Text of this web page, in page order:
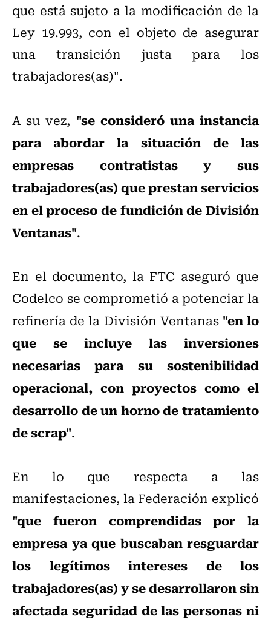
que está sujeto a la modificación de la
Ley 19.993, con el objeto de asegurar
una transición justa para los
trabajadores(as)".
A su vez, "se consideró una instancia
para abordar la situación de las
empresas contratistas y sus
trabajadores(as) que prestan servicios
en el proceso de fundición de División
Ventanas".
En el documento, la FTC aseguró que
Codelco se comprometió a potenciar la
refinería de la División Ventanas "en lo
que se incluye las inversiones
necesarias para su sostenibilidad
operacional, con proyectos como el
desarrollo de un horno de tratamiento
de scrap".
En lo que respecta a las
manifestaciones, la Federación explicó
"que fueron comprendidas por la
empresa ya que buscaban resguardar
los legítimos intereses de los
trabajadores(as) y se desarrollaron sin
afectada seguridad de las personas ni